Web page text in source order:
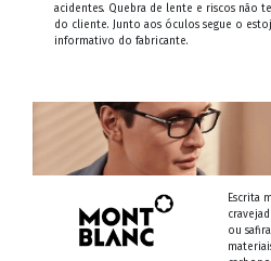
acidentes. Quebra de lente e riscos não
do cliente. Junto aos óculos segue o
informativo do fabricante.
Escrita
ou